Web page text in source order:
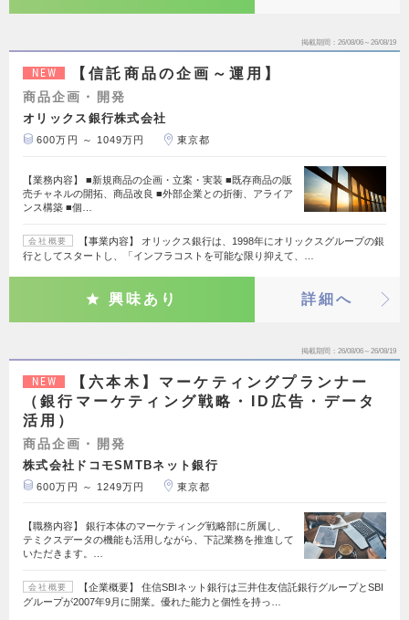
掲載期間 26/08/06～26/08/19
NEW 【信託商品の企画～運用】
商品企画・開発
オリックス銀行株式会社
600万円 ～ 1049万円 東京都
【業務内容】 ■新規商品の企画・立案・実装 ■既存商品の販
売チャネルの開拓、商品改良 ■外部企業との折衝、アライア
ンス構築 ■個…
会社概要
【事業内容】 オリックス銀行は、1998年にオリックスグループの銀
行としてスタートし、「インフラコストを可能な限り抑えて、…
興味あり 詳細へ
掲載期間 26/08/06～26/08/19
NEW
【六本木】マーケティングプランナー
（銀行マーケティング戦略・ID広告・データ
活用）
商品企画・開発
株式会社ドコモSMTBネット銀行
600万円 ～ 1249万円 東京都
【職務内容】 銀行本体のマーケティング戦略部に所属し、
テミクスデータの機能も活用しながら、下記業務を推進して
いただきます。…
会社概要
【企業概要】 住信SBIネット銀行は三井住友信託銀行グループとSBI
グループが2007年9月に開業。優れた能力と個性を持っ…